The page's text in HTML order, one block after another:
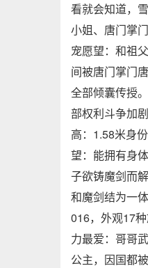
看就会知道，
小姐、唐门掌
宠愿望：和祖
间被唐门掌门
全部倾囊传授
部权利斗争加
高：1.58米身
望：能拥有身
子欲铸魔剑而
和魔剑结为一
016，外观17
力最爱：哥哥
公主，因国都